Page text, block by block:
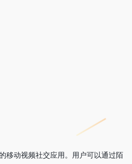
移动视频社交应用。用户可以通过陌